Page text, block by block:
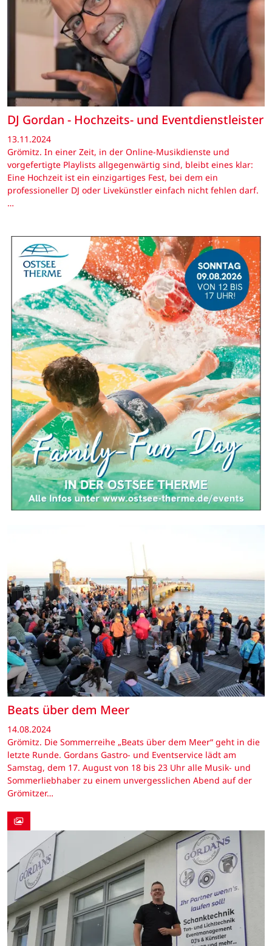
DJ Gordan - Hochzeits- und Eventdienstleister
13.11.2024
Grömitz. In einer Zeit, in der Online-Musikdienste und
vorgefertigte Playlists allgegenwärtig sind, bleibt eines klar:
Eine Hochzeit ist ein einzigartiges Fest, bei dem ein
professioneller DJ oder Livekünstler einfach nicht fehlen darf.
…
Beats über dem Meer
14.08.2024
Grömitz. Die Sommerreihe „Beats über dem Meer“ geht in die
letzte Runde. Gordans Gastro- und Eventservice lädt am
Samstag, dem 17. August von 18 bis 23 Uhr alle Musik- und
Sommerliebhaber zu einem unvergesslichen Abend auf der
Grömitzer…